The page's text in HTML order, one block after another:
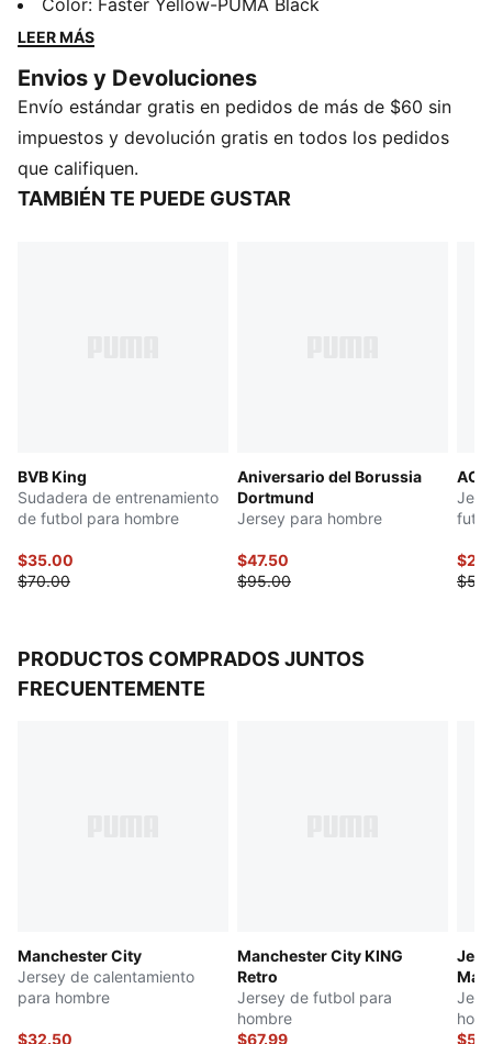
rendimiento. Ya sea que te estés preparando para el
día del partido o que quieras mostrar tu lealtad en tu
colores del club como tus jugadores favoritos. Del
entrenamiento a la calle, mantén la comodidad, el
estilo y la preparación para la acción.
CARACTERÍSTICAS Y BENEFICIOS
dryCELL: Los materiales altamente funcionales alejan
Largo: Regular
Detalles de la marca del club y PUMA
Color: Faster Yellow-PUMA Black
LEER MÁS
Envios y Devoluciones
Envío estándar gratis en pedidos de más de $60 sin
impuestos y devolución gratis en todos los pedidos
que califiquen.
TAMBIÉN TE PUEDE GUSTAR
BVB King
Sudadera de entrenamiento
de futbol para hombre
$35.00
$70.00
Aniversario del Borussia
Dortmund
Jersey para hombre
$47.50
$95.00
AC
PRODUCTOS COMPRADOS JUNTOS
FRECUENTEMENTE
Manchester City
Jersey de calentamiento
para hombre
$32.50
Manchester City KING
Retro
Jersey de futbol para
hombre
$67.99